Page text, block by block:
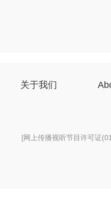
关于我们
[网上传播视听节目许可证